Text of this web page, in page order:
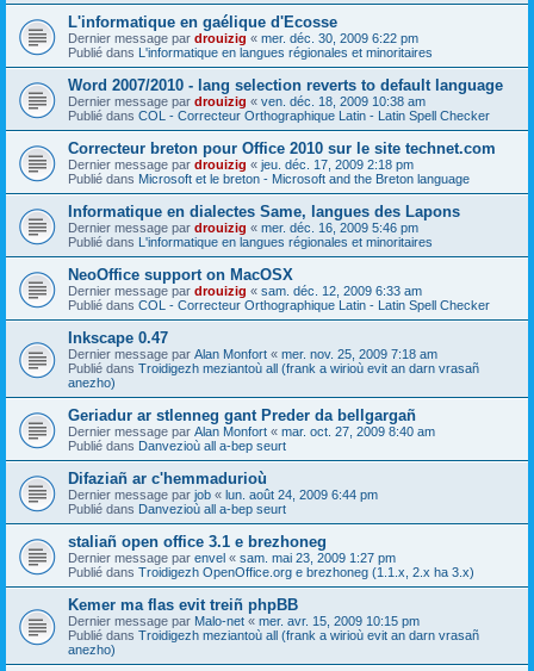
L'informatique en gaélique d'Ecosse
Dernier message par drouizig « mer. déc. 30, 2009 6:22 pm
Publié dans L'informatique en langues régionales et minoritaires
Word 2007/2010 - lang selection reverts to default language
Dernier message par drouizig « ven. déc. 18, 2009 10:38 am
Publié dans COL - Correcteur Orthographique Latin - Latin Spell Checker
Correcteur breton pour Office 2010 sur le site technet.com
Dernier message par drouizig « jeu. déc. 17, 2009 2:18 pm
Publié dans Microsoft et le breton - Microsoft and the Breton language
Informatique en dialectes Same, langues des Lapons
Dernier message par drouizig « mer. déc. 16, 2009 5:46 pm
Publié dans L'informatique en langues régionales et minoritaires
NeoOffice support on MacOSX
Dernier message par drouizig « sam. déc. 12, 2009 6:33 am
Publié dans COL - Correcteur Orthographique Latin - Latin Spell Checker
Inkscape 0.47
Dernier message par Alan Monfort « mer. nov. 25, 2009 7:18 am
Publié dans Troidigezh meziantoù all (frank a wirioù evit an darn vrasañ
anezho)
Geriadur ar stlenneg gant Preder da bellgargañ
Dernier message par Alan Monfort « mar. oct. 27, 2009 8:40 am
Publié dans Danvezioù all a-bep seurt
Difaziañ ar c'hemmadurioù
Dernier message par job « lun. août 24, 2009 6:44 pm
Publié dans Danvezioù all a-bep seurt
staliañ open office 3.1 e brezhoneg
Dernier message par envel « sam. mai 23, 2009 1:27 pm
Publié dans Troidigezh OpenOffice.org e brezhoneg (1.1.x, 2.x ha 3.x)
Kemer ma flas evit treiñ phpBB
Dernier message par Malo-net « mer. avr. 15, 2009 10:15 pm
Publié dans Troidigezh meziantoù all (frank a wirioù evit an darn vrasañ
anezho)